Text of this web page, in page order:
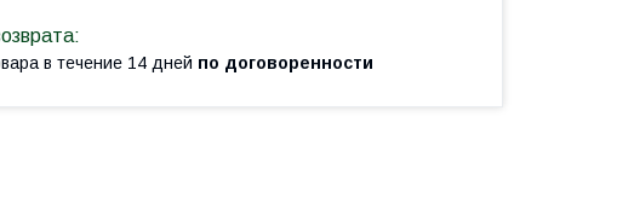
в течение 14 дней по договоренности